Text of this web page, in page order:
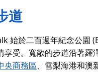
道
始於二百週年紀念公園
享受。寬敞的步道沿著
央商務區、雪梨海港和澳